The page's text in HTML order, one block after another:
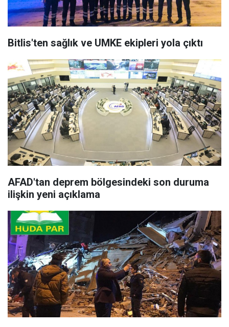
Bitlis'ten sağlık ve UMKE ekipleri yola çıktı
AFAD'tan deprem bölgesindeki son duruma
ilişkin yeni açıklama